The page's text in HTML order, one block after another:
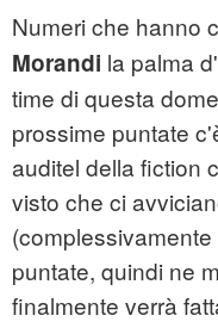
Numeri che hanno
Morandi la palma
time di questa
prossime puntate
auditel della fiction
visto che ci
puntate, quindi ne
finalmente verrà